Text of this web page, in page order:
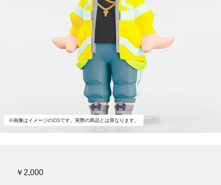
※画像はイメージのCGです。実際の商品とは異なります。
￥2,000